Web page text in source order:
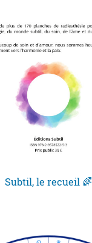
Subtil, le recueil 🌈